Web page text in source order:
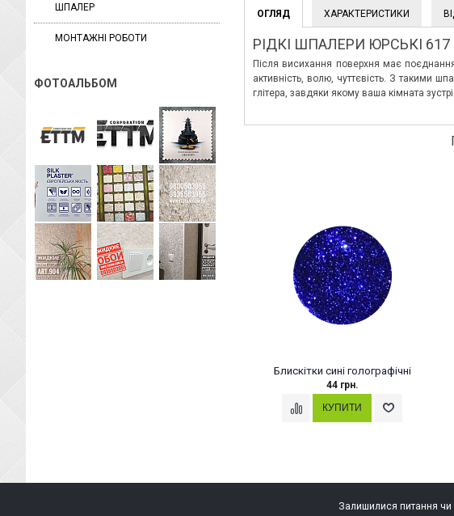
ШПАЛЕР
МОНТАЖНІ РОБОТИ
ФОТОАЛЬБОМ
ОГЛЯД ХАРАКТЕРИСТИКИ
РІДКІ ШПАЛЕРИ ЮРСЬКІ 617
Після висихання поверхня має
активність, волю, чуттєвість. З такими
глітера, завдяки якому ваша кімната
Блискітки сині голографічні
44 грн.
Залишилися питання чи